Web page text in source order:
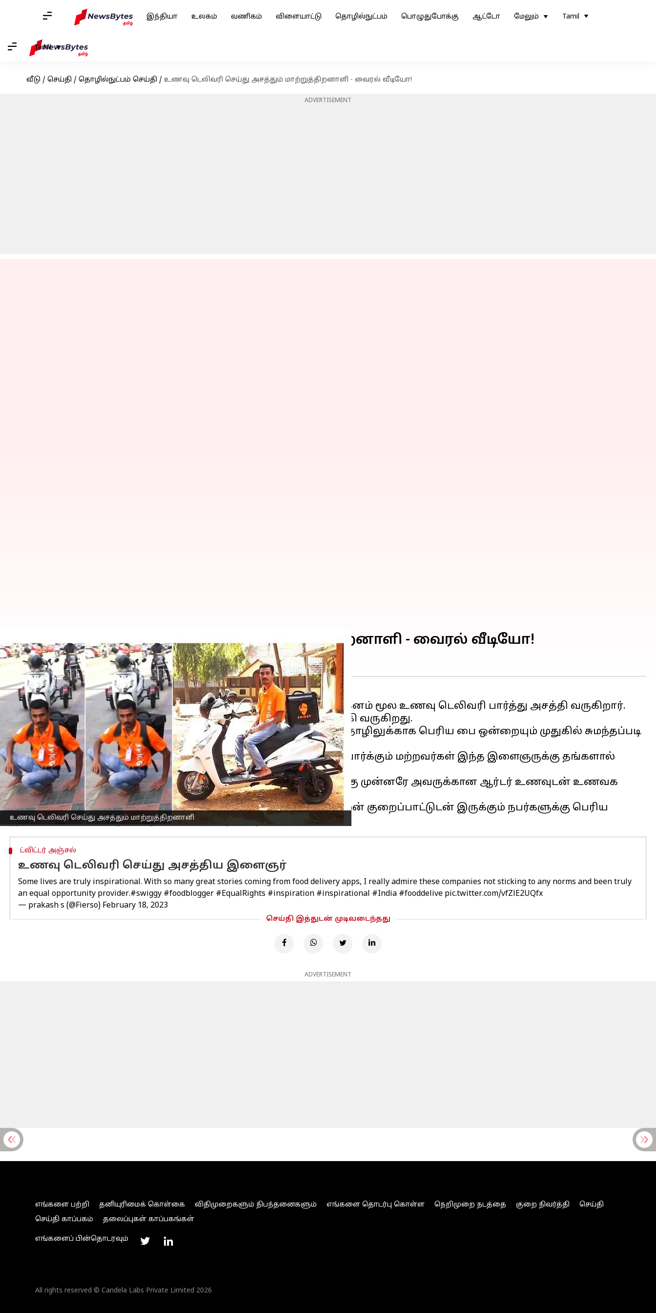
இந்தியா உலகம் வணிகம் விளையாட்டு தொழில்நுட்பம் பொழுதுபோக்கு ஆட்டோ மேலும் Tamil
Tamil
வீடு / செய்தி / தொழில்நுட்பம் செய்தி / உணவு டெலிவரி செய்து அசத்தும் மாற்றுத்திறனாளி - வைரல் வீடியோ!
ADVERTISEMENT
உணவு டெலிவரி செய்து அசத்தும் மாற்றுத்திறனாளி
உணவு டெலிவரி செய்து அசத்தும் மாற்றுத்திறனாளி - வைரல் வீடியோ!
எழுதியவர் Siranjeevi Feb 23, 2023 04:46 pm
செய்தி முன்னோட்டம்
கர்நாடகாவை சேர்ந்த மாற்றுத்திறனாளி ஒருவர் நான்கு சக்கர வாகனம் மூல உணவு டெலிவரி பார்த்து அசத்தி வருகிறார்.
இவரைப்பற்றி ரியல் ஹீரோ என்ற பெயரில் வீடியோக்கள் வைரலாகி வருகிறது.
இவர் இந்த வேலைக்காக யார் உதவியையும் நாடவில்லை. இந்த தொழிலுக்காக பெரிய பை ஒன்றையும் முதுகில் சுமந்தப்படி
பயணிக்கிறார்.
இவ்வாறு சில சில சிரமங்கள் இருப்பதை உணர்ந்த உடன் வேலை பார்க்கும் மற்றவர்கள் இந்த இளைஞருக்கு தங்களால்
முடிந்ததை செய்கின்றனர்.
மேலும், இந்த இளைஞர் சம்மந்தப்பட்ட உணவகத்திற்குள் வருவதற்கு முன்னரே அவருக்கான ஆர்டர் உணவுடன் உணவக
ஊழியர் வெளியே வந்து கொடுத்துவிடுகிறார்.
உண்மையில், இந்த மாற்றுத்திறனாளி இளைஞர் இதேபோன்று திறன் குறைப்பாட்டுடன் இருக்கும் நபர்களுக்கு பெரிய
ட்விட்டர் அஞ்சல்
உணவு டெலிவரி செய்து அசத்திய இளைஞர்
Some lives are truly inspirational. With so many great stories coming from food delivery apps, I really admire these companies not sticking to any norms and been truly
an equal opportunity provider.#swiggy #foodblogger #EqualRights #inspiration #inspirational #India #fooddelive pic.twitter.com/vfZlE2UQfx
— prakash s (@Fierso) February 18, 2023
செய்தி இத்துடன் முடிவடைந்தது
ADVERTISEMENT
எங்களை பற்றி தனியுரிமைக் கொள்கை விதிமுறைகளும் நிபந்தனைகளும் எங்களை தொடர்பு கொள்ள நெறிமுறை நடத்தை குறை நிவர்த்தி
செய்தி
செய்தி காப்பகம்
தலைப்புகள் காப்பகங்கள்
எங்களைப் பின்தொடரவும்
All rights reserved © Candela Labs Private Limited 2026